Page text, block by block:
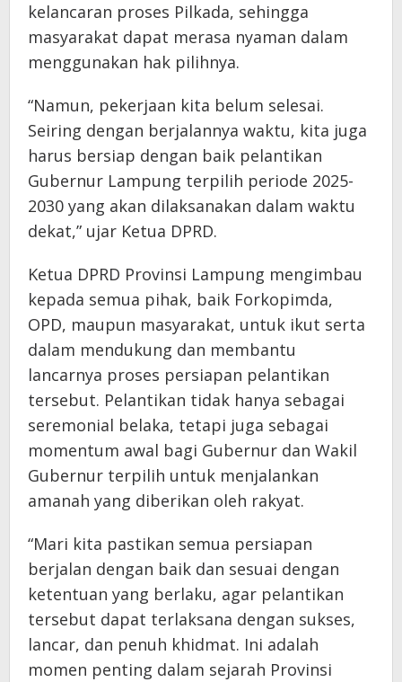
kelancaran proses Pilkada, sehingga
masyarakat dapat merasa nyaman dalam
menggunakan hak pilihnya.
“Namun, pekerjaan kita belum selesai.
Seiring dengan berjalannya waktu, kita juga
harus bersiap dengan baik pelantikan
Gubernur Lampung terpilih periode 2025-
2030 yang akan dilaksanakan dalam waktu
dekat,” ujar Ketua DPRD.
Ketua DPRD Provinsi Lampung mengimbau
kepada semua pihak, baik Forkopimda,
OPD, maupun masyarakat, untuk ikut serta
dalam mendukung dan membantu
lancarnya proses persiapan pelantikan
tersebut. Pelantikan tidak hanya sebagai
seremonial belaka, tetapi juga sebagai
momentum awal bagi Gubernur dan Wakil
Gubernur terpilih untuk menjalankan
amanah yang diberikan oleh rakyat.
“Mari kita pastikan semua persiapan
berjalan dengan baik dan sesuai dengan
ketentuan yang berlaku, agar pelantikan
tersebut dapat terlaksana dengan sukses,
lancar, dan penuh khidmat. Ini adalah
momen penting dalam sejarah Provinsi